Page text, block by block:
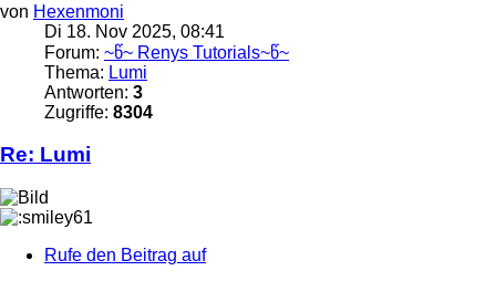
von Hexenmoni
Di 18. Nov 2025, 08:41
Forum: ~წ~ Renys Tutorials~წ~
Thema: Lumi
Antworten: 3
Zugriffe: 8304
Re: Lumi
Rufe den Beitrag auf